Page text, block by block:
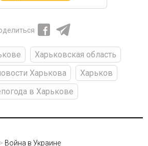
Харьковская область
Харькова
Харьков
в Харькове
> Война в Украине